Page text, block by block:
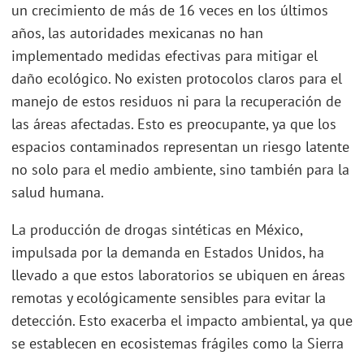
un crecimiento de más de 16 veces en los últimos
años, las autoridades mexicanas no han
implementado medidas efectivas para mitigar el
daño ecológico. No existen protocolos claros para el
manejo de estos residuos ni para la recuperación de
las áreas afectadas. Esto es preocupante, ya que los
espacios contaminados representan un riesgo latente
no solo para el medio ambiente, sino también para la
salud humana.
La producción de drogas sintéticas en México,
impulsada por la demanda en Estados Unidos, ha
llevado a que estos laboratorios se ubiquen en áreas
remotas y ecológicamente sensibles para evitar la
detección. Esto exacerba el impacto ambiental, ya que
se establecen en ecosistemas frágiles como la Sierra